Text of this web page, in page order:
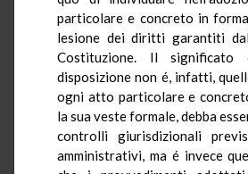
particolare e concreto in
lesione dei diritti garantiti
Costituzione. Il significato
disposizione non é, infatti,
ogni atto particolare e
la sua veste formale, debba
controlli giurisdizionali
amministrativi, ma é invece